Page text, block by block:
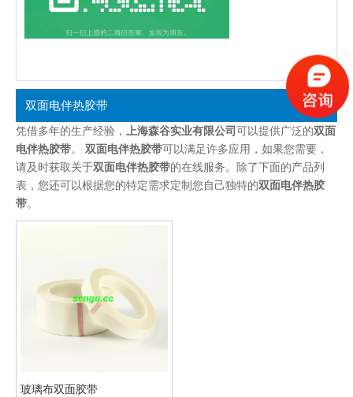
双面电伴热胶带
凭借多年的生产经验， 上海森谷实业有限公司 可以提供广泛的双面
电伴热胶带。 双面电伴热胶带可以满足许多应用，如果您需要，
请及时获取关于双面电伴热胶带的在线服务。除了下面的产品列
表，您还可以根据您的特定需求定制您自己独特的双面电伴热胶
带。
玻璃布双面胶带